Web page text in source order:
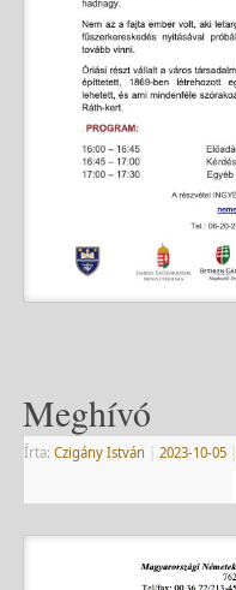
Meghívó
Írta: Czigány István 2023-10-05